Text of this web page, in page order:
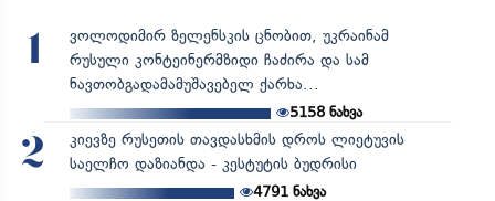
1
ვოლოდიმირ ზელენსკის ცნობით, უკრაინამ
რუსული კონტეინერმზიდი ჩაძირა და სამ
ნავთობგადამამუშავებელ ქარხა...
5158 ნახვა
2
კიევზე რუსეთის თავდასხმის დროს ლიეტუვის
საელჩო დაზიანდა - კესტუტის ბუდრისი
4791ნახვა